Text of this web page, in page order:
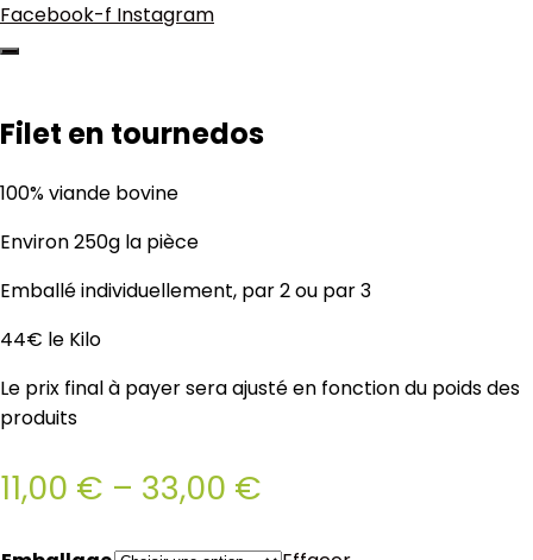
Facebook-f Instagram
Filet en tournedos
100% viande bovine
Environ 250g la pièce
Emballé individuellement, par 2 ou par 3
44€ le Kilo
Le prix final à payer sera ajusté en fonction du poids des
produits
11,00 € – 33,00 €